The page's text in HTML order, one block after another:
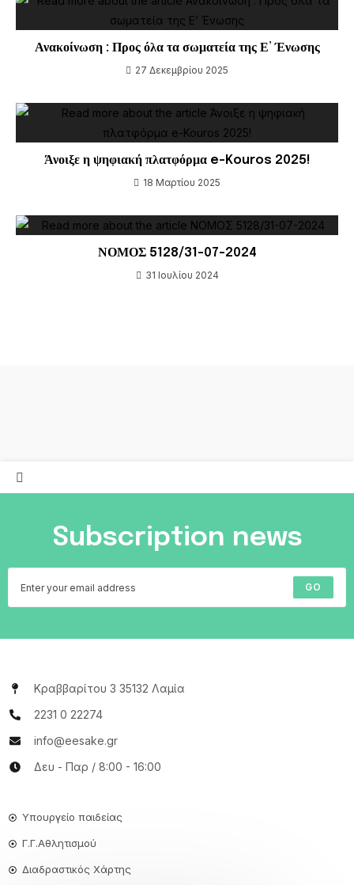
Ανακοίνωση : Προς όλα τα σωματεία της Ε’ Ένωσης
27 Δεκεμβρίου 2025
Άνοιξε η ψηφιακή πλατφόρμα e-Kouros 2025!
18 Μαρτίου 2025
ΝΟΜΟΣ 5128/31-07-2024
31 Ιουλίου 2024
Subscription news
GO
Κραββαρίτου 3 35132 Λαμία
2231 0 22274
info@eesake.gr
Δευ - Παρ / 8:00 - 16:00
Υπουργείο παιδείας
Γ.Γ.Αθλητισμού
Διαδραστικός Χάρτης